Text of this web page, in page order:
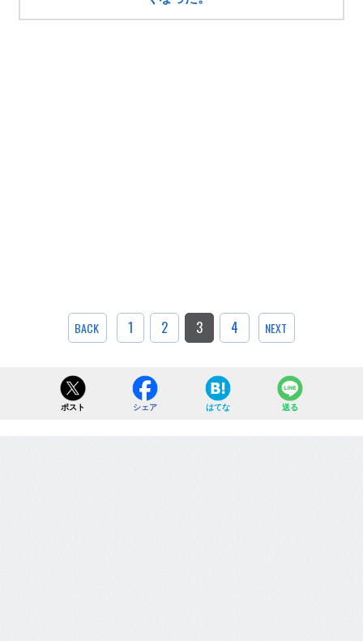
BACK 1 2 3 4 NEXT
ポスト シェア はてな 送る